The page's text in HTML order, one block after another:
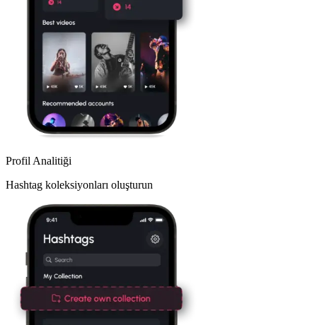
Profil Analitiği
Hashtag koleksiyonları oluşturun